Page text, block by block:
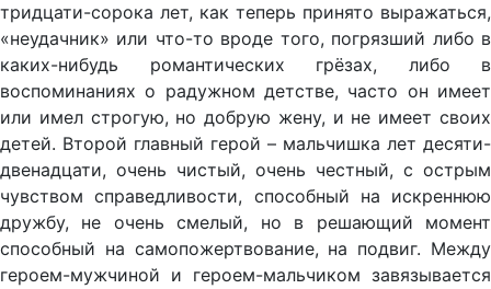
тридцати-сорока лет, как теперь принято выражаться,
«неудачник» или что-то вроде того, погрязший либо в
каких-нибудь романтических грёзах, либо в
воспоминаниях о радужном детстве, часто он имеет
или имел строгую, но добрую жену, и не имеет своих
детей. Второй главный герой – мальчишка лет десяти-
двенадцати, очень чистый, очень честный, с острым
чувством справедливости, способный на искреннюю
дружбу, не очень смелый, но в решающий момент
способный на самопожертвование, на подвиг. Между
героем-мужчиной и героем-мальчиком завязывается